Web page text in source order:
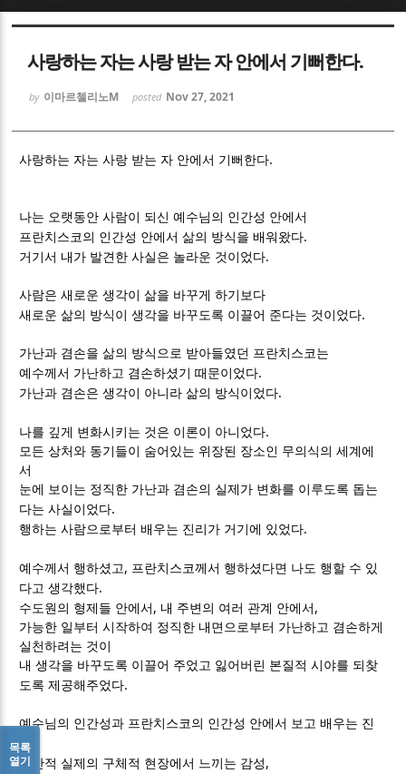
사랑하는 자는 사랑 받는 자 안에서 기뻐한다.
by 이마르첼리노M posted Nov 27, 2021
사랑하는 자는 사랑 받는 자 안에서 기뻐한다.
나는 오랫동안 사람이 되신 예수님의 인간성 안에서
프란치스코의 인간성 안에서 삶의 방식을 배워왔다.
거기서 내가 발견한 사실은 놀라운 것이었다.
사람은 새로운 생각이 삶을 바꾸게 하기보다
새로운 삶의 방식이 생각을 바꾸도록 이끌어 준다는 것이었다.
가난과 겸손을 삶의 방식으로 받아들였던 프란치스코는
예수께서 가난하고 겸손하셨기 때문이었다.
가난과 겸손은 생각이 아니라 삶의 방식이었다.
나를 깊게 변화시키는 것은 이론이 아니었다.
모든 상처와 동기들이 숨어있는 위장된 장소인 무의식의 세계에
서
눈에 보이는 정직한 가난과 겸손의 실제가 변화를 이루도록 돕는
다는 사실이었다.
행하는 사람으로부터 배우는 진리가 거기에 있었다.
예수께서 행하셨고 , 프란치스코께서 행하셨다면 나도 행할 수 있
다고 생각했다.
수도원의 형제들 안에서 , 내 주변의 여러 관계 안에서 ,
가능한 일부터 시작하여 정직한 내면으로부터 가난하고 겸손하게
실천하려는 것이
내 생각을 바꾸도록 이끌어 주었고 잃어버린 본질적 시야를 되찾
도록 제공해주었다.
예수님의 인간성과 프란치스코의 인간성 안에서 보고 배우는 진
리
인간적 실제의 구체적 현장에서 느끼는 감성 ,
목록
열기
Sketchbook5, 스케치북5
Sketchbook5, 스케치북5
Sketchbook5, 스케치북5
Sketchbook5, 스케치북5